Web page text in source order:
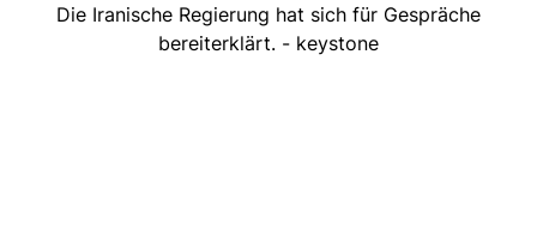
Die Iranische Regierung hat sich für Gespräche
bereiterklärt. - keystone